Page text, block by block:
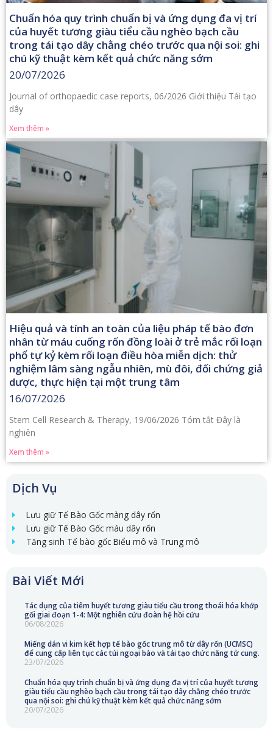
Dịch Vụ
Lưu giữ Tế Bào Gốc màng dây rốn
Lưu giữ Tế Bào Gốc máu dây rốn
Tăng sinh Tế bào gốc Biểu mô và Trung mô
Bài Viết Mới
Tác dụng của tiêm huyết tương giàu tiểu cầu trong thoái hóa khớp
gối giai đoạn 1-4: Một nghiên cứu đoàn hệ hồi cứu
06/08/2026
Miếng dán vi kim kết hợp tế bào gốc trung mô từ dây rốn (UCMSC)
để cung cấp liên tục các túi ngoại bào và tái tạo chức năng tử cung.
23/07/2026
Chuẩn hóa quy trình chuẩn bị và ứng dụng đa vị trí của huyết tương
giàu tiểu cầu nghèo bạch cầu trong tái tạo dây chằng chéo trước
qua nội soi: ghi chú kỹ thuật kèm kết quả chức năng sớm
20/07/2026
Chuẩn hóa quy trình chuẩn bị và ứng dụng đa vị trí
của huyết tương giàu tiểu cầu nghèo bạch cầu
trong tái tạo dây chằng chéo trước qua nội soi: ghi
chú kỹ thuật kèm kết quả chức năng sớm
20/07/2026
Journal of orthopaedic case reports, 06/2026 Giới thiệu Tái tạo
dây
Xem thêm »
Hiệu quả và tính an toàn của liệu pháp tế bào đơn
nhân từ máu cuống rốn đồng loài ở trẻ mắc rối loạn
phổ tự kỷ kèm rối loạn điều hòa miễn dịch: thử
nghiệm lâm sàng ngẫu nhiên, mù đôi, đối chứng giả
dược, thực hiện tại một trung tâm
16/07/2026
Stem Cell Research & Therapy, 19/06/2026 Tóm tắt Đây là
nghiên
Xem thêm »